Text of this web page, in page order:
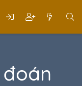
đoán